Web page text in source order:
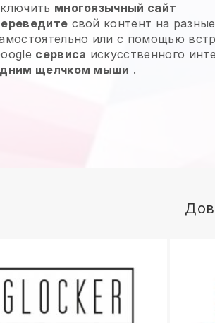
многоязычный сайт
свой контент на
или с помощью
сервиса искусственного
щелчком мыши .